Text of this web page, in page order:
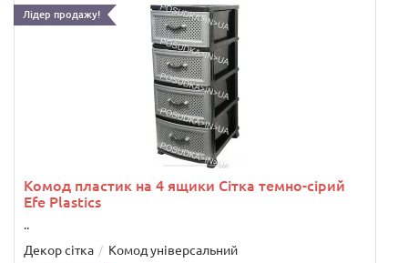
Лідер продажу!
Комод пластик на 4 ящики Сітка темно-сірий
Efe Plastics
..
Декор сітка
Комод універсальний